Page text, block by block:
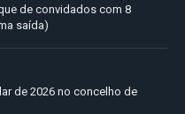
de convidados com 8
saída)
de 2026 no concelho de